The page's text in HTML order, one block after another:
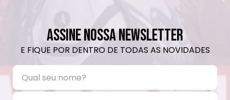
ASSINE NOSSA NEWSLETTER
E FIQUE POR DENTRO DE TODAS AS NOVIDADES